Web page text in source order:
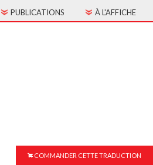
PUBLICATIONS À L'AFFICHE
COMMANDER CETTE TRADUCTION